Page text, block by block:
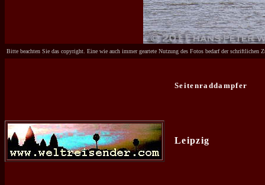
Bitte beachten Sie das copyright. Eine wie auch immer geartete Nutzung des Fotos bedarf der schriftlichen
Seitenraddampfer
Leipzig